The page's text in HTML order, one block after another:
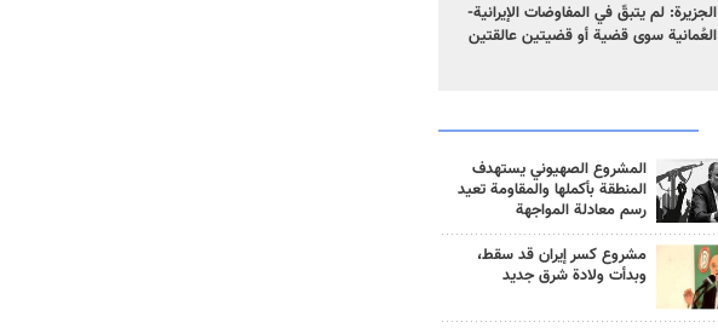
الجزيرة: لم يتبقّ في المفاوضات الإيرانية-
العُمانية سوى قضية أو قضيتين عالقتين
المشروع الصهيوني يستهدف
المنطقة بأكملها والمقاومة تعيد
رسم معادلة المواجهة
مشروع كسر إيران قد سقط،
وبدأت ولادة شرق جديد